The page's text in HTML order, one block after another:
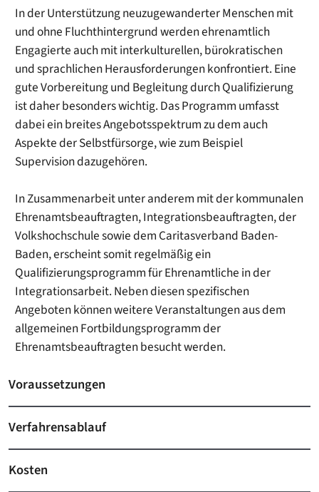
In der Unterstützung neuzugewanderter Menschen mit
und ohne Fluchthintergrund werden ehrenamtlich
Engagierte auch mit interkulturellen, bürokratischen
und sprachlichen Herausforderungen konfrontiert. Eine
gute Vorbereitung und Begleitung durch Qualifizierung
ist daher besonders wichtig. Das Programm umfasst
dabei ein breites Angebotsspektrum zu dem auch
Aspekte der Selbstfürsorge, wie zum Beispiel
Supervision dazugehören.
In Zusammenarbeit unter anderem mit der kommunalen
Ehrenamtsbeauftragten, Integrationsbeauftragten, der
Volkshochschule sowie dem Caritasverband Baden-
Baden, erscheint somit regelmäßig ein
Qualifizierungsprogramm für Ehrenamtliche in der
Integrationsarbeit. Neben diesen spezifischen
Angeboten können weitere Veranstaltungen aus dem
allgemeinen Fortbildungsprogramm der
Ehrenamtsbeauftragten besucht werden.
Voraussetzungen
Verfahrensablauf
Kosten